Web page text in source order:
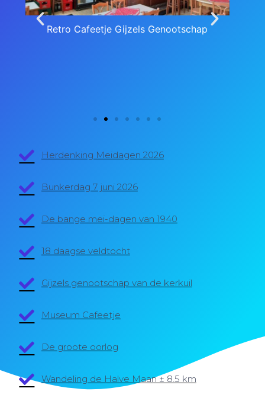
Retro Cafeetje Gijzels Genootschap
Herdenking Meidagen 2026
Bunkerdag 7 juni 2026
De bange mei-dagen van 1940
18 daagse veldtocht
Gijzels genootschap van de kerkuil
Museum Cafeetje
De groote oorlog
Wandeling de Halve Maan ± 8.5 km